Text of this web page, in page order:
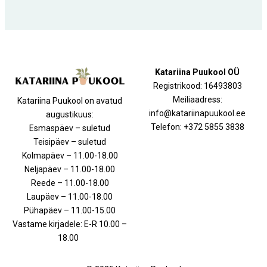
Katariina Puukool on avatud
augustikuus:
Esmaspäev – suletud
Teisipäev – suletud
Kolmapäev – 11.00-18.00
Neljapäev – 11.00-18.00
Reede – 11.00-18.00
Laupäev – 11.00-18.00
Pühapäev – 11.00-15.00
Vastame kirjadele: E-R 10.00 –
18.00
Katariina Puukool OÜ
Registrikood: 16493803
Meiliaadress:
info@katariinapuukool.ee
Telefon: +372 5855 3838